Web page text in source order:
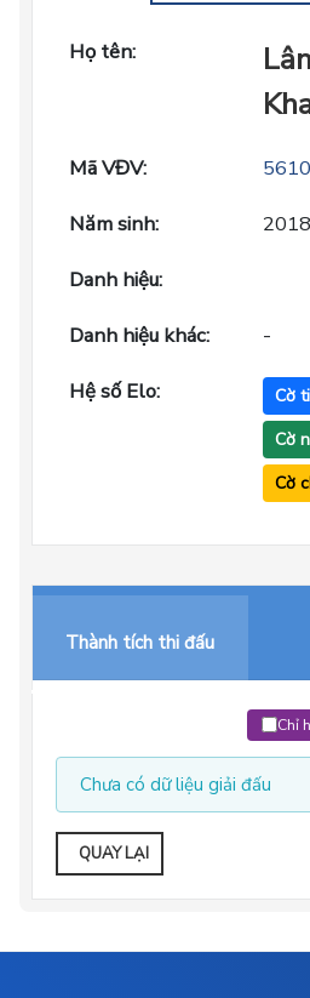
Họ tên:
Mã VĐV:
Năm sinh:
2018
Danh hiệu:
Danh hiệu khác:
-
Hệ số Elo:
Cờ
Cờ
Cờ
Thành tích thi đấu
Chỉ
Chưa có dữ liệu giải đấu
QUAY LẠI